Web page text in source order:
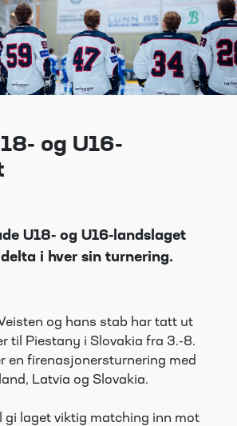
og U16-
U18- og U16-landslaget
i hver sin turnering.
og hans stab har tatt ut
til Piestany i Slovakia fra 3.-8.
en firenasjonersturnering med
Latvia og Slovakia.
gi laget viktig matching inn mot